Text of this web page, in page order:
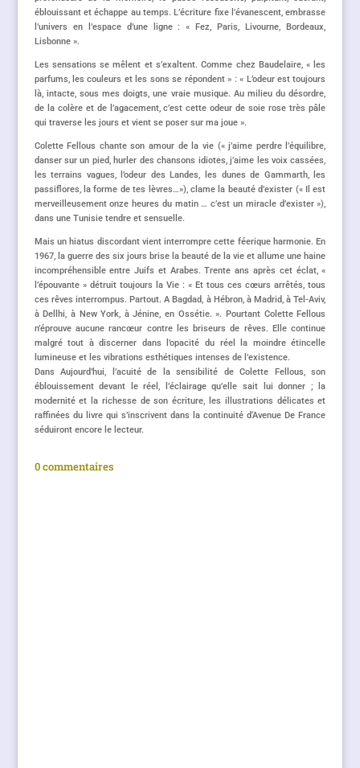
éblouissant et échappe au temps. L’écriture fixe l’évanescent, embrasse
l’univers en l’espace d’une ligne : « Fez, Paris, Livourne, Bordeaux,
Lisbonne ».
Les sensations se mêlent et s’exaltent. Comme chez Baudelaire, « les
parfums, les couleurs et les sons se répondent » : « L’odeur est toujours
là, intacte, sous mes doigts, une vraie musique. Au milieu du désordre,
de la colère et de l’agacement, c’est cette odeur de soie rose très pâle
qui traverse les jours et vient se poser sur ma joue ».
Colette Fellous chante son amour de la vie (« j’aime perdre l’équilibre,
danser sur un pied, hurler des chansons idiotes, j’aime les voix cassées,
les terrains vagues, l’odeur des Landes, les dunes de Gammarth, les
passiflores, la forme de tes lèvres…»), clame la beauté d’exister (« Il est
merveilleusement onze heures du matin … c’est un miracle d’exister »),
dans une Tunisie tendre et sensuelle.
Mais un hiatus discordant vient interrompre cette féerique harmonie. En
1967, la guerre des six jours brise la beauté de la vie et allume une haine
incompréhensible entre Juifs et Arabes. Trente ans après cet éclat, «
l’épouvante » détruit toujours la Vie : « Et tous ces cœurs arrêtés, tous
ces rêves interrompus. Partout. A Bagdad, à Hébron, à Madrid, à Tel-Aviv,
à Dellhi, à New York, à Jénine, en Ossétie. ». Pourtant Colette Fellous
n’éprouve aucune rancœur contre les briseurs de rêves. Elle continue
malgré tout à discerner dans l’opacité du réel la moindre étincelle
lumineuse et les vibrations esthétiques intenses de l’existence.
Dans Aujourd’hui, l’acuité de la sensibilité de Colette Fellous, son
éblouissement devant le réel, l’éclairage qu’elle sait lui donner ; la
modernité et la richesse de son écriture, les illustrations délicates et
raffinées du livre qui s’inscrivent dans la continuité d‘Avenue De France
séduiront encore le lecteur.
0 commentaires